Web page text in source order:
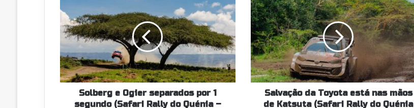
Ogier
separados
por
1
segundo
(Safari
Rally
Quénia
Solberg e Ogier separados por 1
segundo (Safari Rally do Quénia –
da
Toyota
está
nas
mãos
de
Katsuta
(Safari
RallySalvação da Toyota está nas mãos
de Katsuta (Safari Rally do Quénia